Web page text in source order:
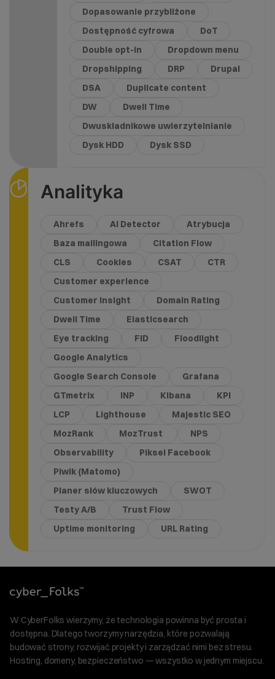
Dopasowanie przybliżone
Dostępność cyfrowa
DoT
Double opt-in
Dropdown menu
Dropshipping
DRP
Drupal
DSA
Duplicate content
DW
Dwell Time
Dwuskładnikowe uwierzytelnianie
Dysk HDD
Dysk SSD
Analityka
Ahrefs AI Detector
Atrybucja
Baza mailingowa
Citation Flow
CLS
Cookies CSAT
CTR
Customer experience
Customer Insight
Domain Rating
Dwell Time
Elasticsearch
Eye tracking
FID
Floodlight
Google Analytics
Google Search Console
Grafana
GTmetrix
INP Kibana
KPI
LCP
Lighthouse
Majestic SEO
MozRank
MozTrust
NPS
Observability
Piksel Facebook
Piwik (Matomo)
Planer słów kluczowych
SWOT
Testy A/B
Trust Flow
Uptime monitoring
URL Rating
W CyberFolks wierzymy, że technologia powinna być prosta i
dostępna. Dlatego tworzymy narzędzia, które pozwalają
budować strony, rozwijać projekty i zarządzać nimi bez stresu.
Hosting, domeny, bezpieczeństwo — wszystko w jednym miejscu.